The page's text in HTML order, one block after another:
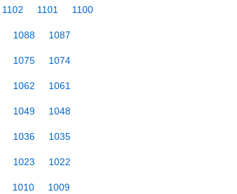
1102 1101 1100
1088 1087
1075 1074
1062 1061
1049 1048
1036 1035
1023 1022
1010 1009